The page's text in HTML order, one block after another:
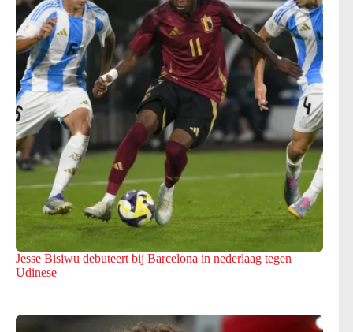
Jesse Bisiwu debuteert bij Barcelona in nederlaag tegen
Udinese